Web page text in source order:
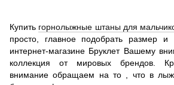
Купить горнолыжные штаны для
просто, главное подобрать размер
интернет-магазине Бруклет Вашему
коллекция от мировых брендов.
внимание обращаем на то , что в